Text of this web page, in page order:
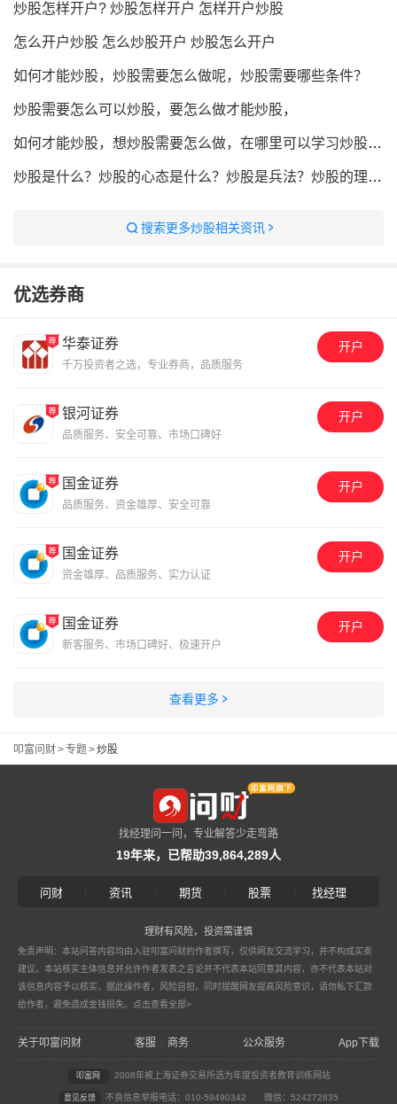
炒股怎样开户? 炒股怎样开户 怎样开户炒股
怎么开户炒股 怎么炒股开户 炒股怎么开户
如何才能炒股，炒股需要怎么做呢，炒股需要哪些条件？
炒股需要怎么可以炒股，要怎么做才能炒股，
如何才能炒股，想炒股需要怎么做，在哪里可以学习炒股，怎么才能炒股，
炒股是什么？炒股的心态是什么？炒股是兵法？炒股的理念？
搜索更多炒股相关资讯
优选券商
华泰证券
千万投资者之选，专业券商，品质服务
开户
银河证券
品质服务、安全可靠、市场口碑好
开户
国金证券
品质服务、资金雄厚、安全可靠
开户
国金证券
资金雄厚、品质服务、实力认证
开户
国金证券
新客服务、市场口碑好、极速开户
开户
查看更多
叩富问财>专题 >炒股
找经理问一问，专业解答少走弯路
19年来，已帮助39,864,289人
问财 资讯 期货 股票 找经理
理财有风险，投资需谨慎
免责声明：本站问答内容均由入驻叩富问财的作者撰写，仅供网友交流学习，并不构成买卖
建议。本站核实主体信息并允许作者发表之言论并不代表本站同意其内容，亦不代表本站对
该信息内容予以核实，据此操作者，风险自担。同时提醒网友提高风险意识，请勿私下汇款
给作者，避免造成金钱损失。 点击查看全部>
关于叩富问财 客服 商务 公众服务 App下载
叩富网 2008年被上海证券交易所选为年度投资者教育训练网站
意见反馈 不良信息举报电话：010-59490342 微信：524272835